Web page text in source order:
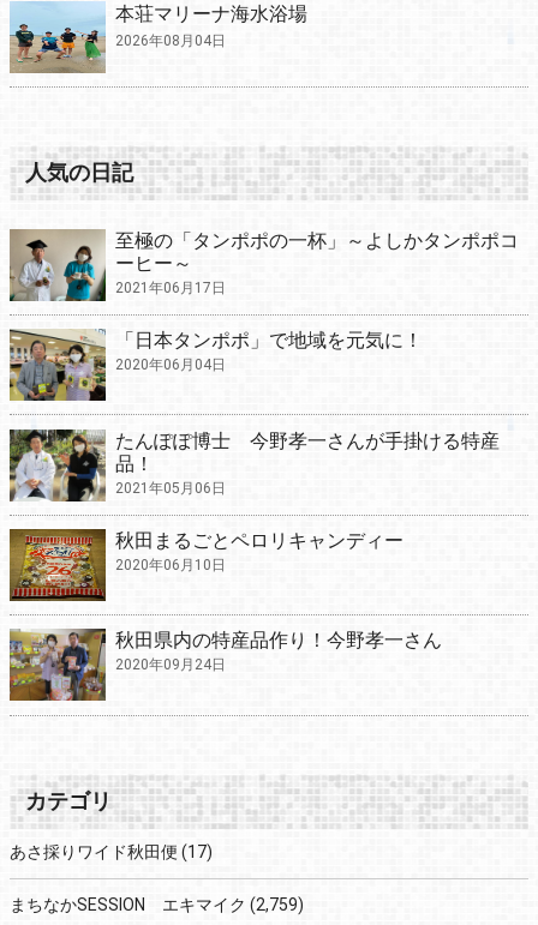
本荘マリーナ海水浴場
2026年08月04日
人気の日記
至極の「タンポポの一杯」～よしかタンポポコ
ーヒー～
2021年06月17日
「日本タンポポ」で地域を元気に！
2020年06月04日
たんぽぽ博士 今野孝一さんが手掛ける特産
品！
2021年05月06日
秋田まるごとペロリキャンディー
2020年06月10日
秋田県内の特産品作り！今野孝一さん
2020年09月24日
カテゴリ
あさ採りワイド秋田便 (17)
まちなかSESSION エキマイク (2,759)